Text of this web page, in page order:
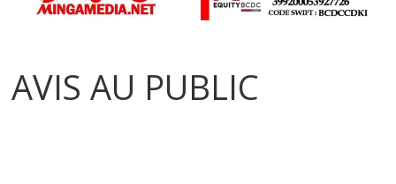
AVIS AU PUBLIC